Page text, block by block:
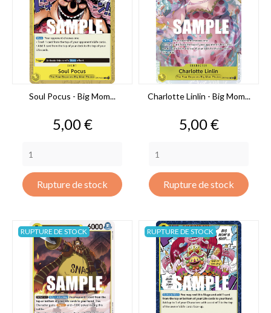
Soul Pocus - Big Mom...
Prix
5,00 €
Rupture de stock
Charlotte Linlin - Big Mom...
Prix
5,00 €
Rupture de stock
RUPTURE DE STOCK RUPTURE DE STOCK